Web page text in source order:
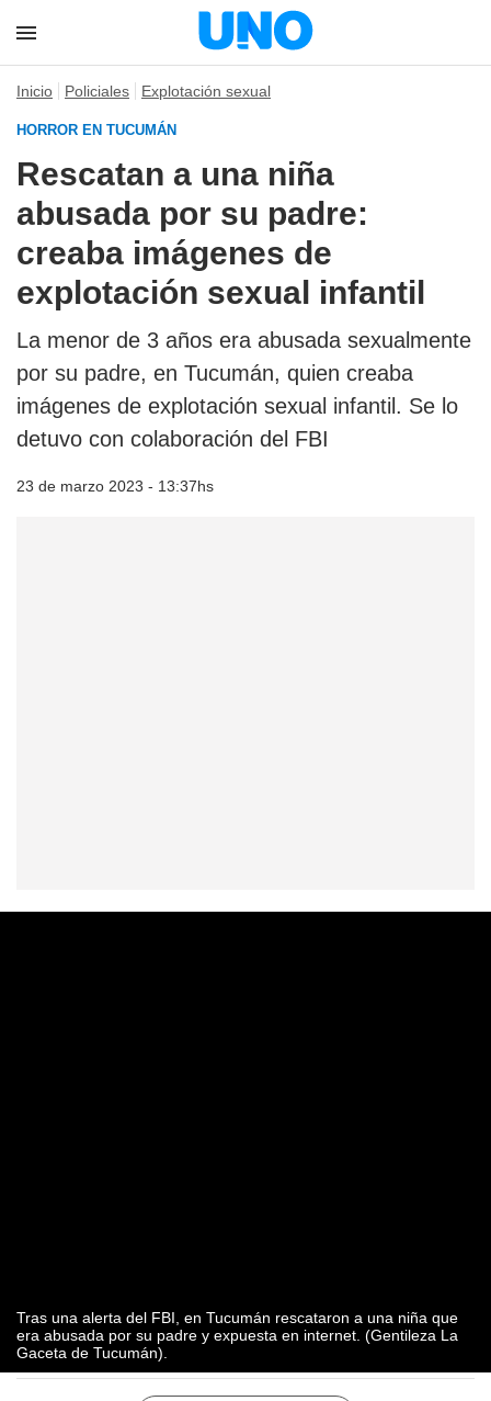
Inicio Policiales Explotación sexual
HORROR EN TUCUMÁN
Rescatan a una niña
abusada por su padre:
creaba imágenes de
explotación sexual infantil
La menor de 3 años era abusada sexualmente
por su padre, en Tucumán, quien creaba
imágenes de explotación sexual infantil. Se lo
detuvo con colaboración del FBI
23 de marzo 2023 - 13:37hs
Tras una alerta del FBI, en Tucumán rescataron a una niña que
era abusada por su padre y expuesta en internet. (Gentileza La
Gaceta de Tucumán).